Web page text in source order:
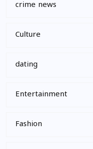
crime news
Culture
dating
Entertainment
Fashion